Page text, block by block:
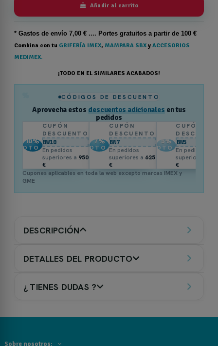
Añadir al carrito
* Gastos de envío 7,00 € .... Portes gratuitos a partir de 100 €
Combina con tu GRIFERÍA IMEX, MAMPARA SBX y ACCESORIOS
MEDIMEX.
¡TODO EN EL SIMILARES ACABADOS!
CÓDIGOS DE DESCUENTO
Aprovecha estos descuentos adicionales en tus
pedidos
10%
DTO.
CUPÓN
DESCUENTO
BW10
En pedidos
superiores a 950
€
7%
DTO.
CUPÓN
DESCUENTO
BW7
En pedidos
superiores a 625
€
5%
DTO.
CUPÓN
BW5
En pedidos
superiores a
€
Cupones aplicables en toda la web excepto marcas IMEX y
GME
DESCRIPCIÓN
DETALLES DEL PRODUCTO
¿ TIENES DUDAS ?
Sobre nosotros: